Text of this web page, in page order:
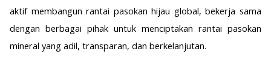
aktif membangun rantai pasokan hijau global, bekerja sama
dengan berbagai pihak untuk menciptakan rantai pasokan
mineral yang adil, transparan, dan berkelanjutan.